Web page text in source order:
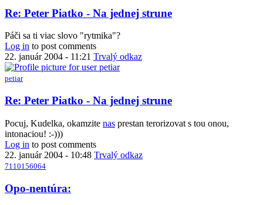
Re: Peter Piatko - Na jednej strune
Páči sa ti viac slovo "rytmika"?
Log in to post comments
22. január 2004 - 11:21 Trvalý odkaz
petiar
Re: Peter Piatko - Na jednej strune
Pocuj, Kudelka, okamzite nas prestan terorizovat s tou onou,
intonaciou! :-)))
Log in to post comments
22. január 2004 - 10:48 Trvalý odkaz
7110156064
Opo-nentúra: